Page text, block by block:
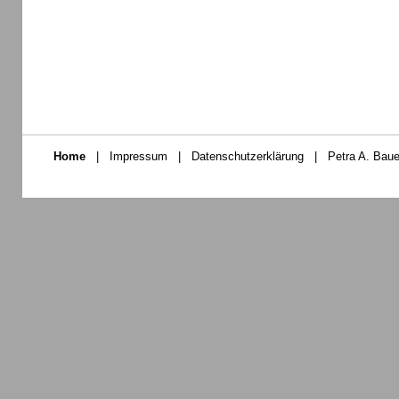
Home | Impressum | Datenschutzerklärung | Petra A.